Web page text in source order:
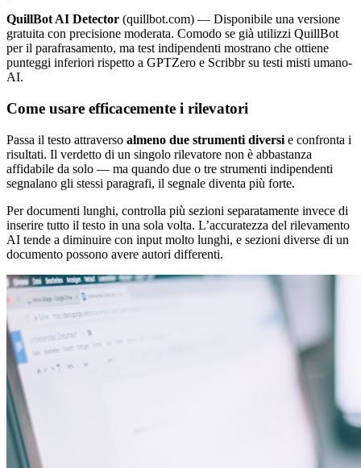
QuillBot AI Detector (quillbot.com) — Disponibile una versione
gratuita con precisione moderata. Comodo se già utilizzi QuillBot
per il parafrasamento, ma test indipendenti mostrano che ottiene
punteggi inferiori rispetto a GPTZero e Scribbr su testi misti umano-
AI.
Come usare efficacemente i rilevatori
Passa il testo attraverso almeno due strumenti diversi e confronta i
risultati. Il verdetto di un singolo rilevatore non è abbastanza
affidabile da solo — ma quando due o tre strumenti indipendenti
segnalano gli stessi paragrafi, il segnale diventa più forte.
Per documenti lunghi, controlla più sezioni separatamente invece di
inserire tutto il testo in una sola volta. L’accuratezza del rilevamento
AI tende a diminuire con input molto lunghi, e sezioni diverse di un
documento possono avere autori differenti.